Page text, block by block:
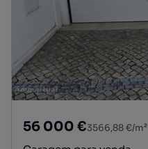
56 000 €3566,88 €/m²